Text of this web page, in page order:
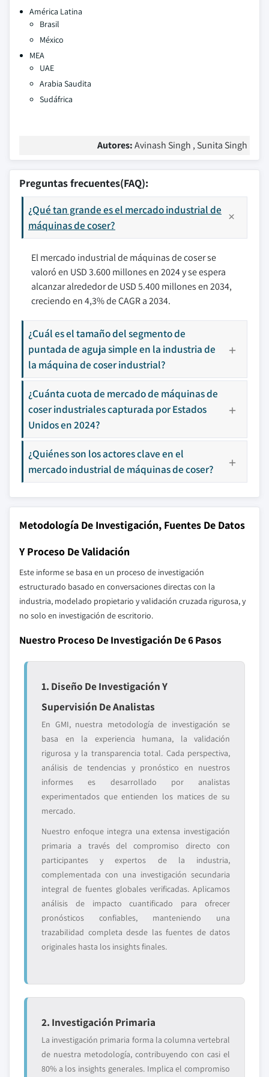
América Latina
Brasil
México
MEA
UAE
Arabia Saudita
Sudáfrica
Autores:Avinash Singh , Sunita Singh
Preguntas frecuentes(FAQ):
¿Qué tan grande es el mercado industrial de
máquinas de coser?
El mercado industrial de máquinas de coser se
valoró en USD 3.600 millones en 2024 y se espera
alcanzar alrededor de USD 5.400 millones en 2034,
creciendo en 4,3% de CAGR a 2034.
¿Cuál es el tamaño del segmento de
puntada de aguja simple en la industria de
la máquina de coser industrial?
¿Cuánta cuota de mercado de máquinas de
coser industriales capturada por Estados
Unidos en 2024?
¿Quiénes son los actores clave en el
mercado industrial de máquinas de coser?
Metodología De Investigación, Fuentes De Datos
Y Proceso De Validación
Este informe se basa en un proceso de investigación
estructurado basado en conversaciones directas con la
industria, modelado propietario y validación cruzada rigurosa, y
no solo en investigación de escritorio.
Nuestro Proceso De Investigación De 6 Pasos
1. Diseño De Investigación Y
Supervisión De Analistas
En GMI, nuestra metodología de investigación se
basa en la experiencia humana, la validación
rigurosa y la transparencia total. Cada perspectiva,
análisis de tendencias y pronóstico en nuestros
informes es desarrollado por analistas
experimentados que entienden los matices de su
mercado.
Nuestro enfoque integra una extensa investigación
primaria a través del compromiso directo con
participantes y expertos de la industria,
complementada con una investigación secundaria
integral de fuentes globales verificadas. Aplicamos
análisis de impacto cuantificado para ofrecer
pronósticos confiables, manteniendo una
trazabilidad completa desde las fuentes de datos
originales hasta los insights finales.
2. Investigación Primaria
La investigación primaria forma la columna vertebral
de nuestra metodología, contribuyendo con casi el
80% a los insights generales. Implica el compromiso